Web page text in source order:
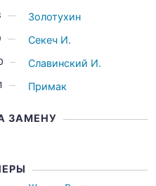
Золотухин
Секеч И.
Славинский И.
Примак
ЗАМЕНУ